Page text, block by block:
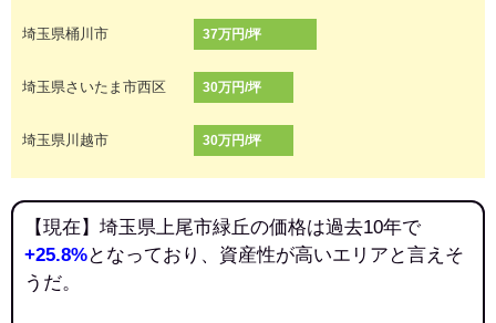
埼玉県桶川市 37万円/坪
埼玉県さいたま市西区 30万円/坪
埼玉県川越市 30万円/坪
【現在】埼玉県上尾市緑丘の価格は過去10年で
+25.8%となっており、資産性が高いエリアと言えそ
うだ。